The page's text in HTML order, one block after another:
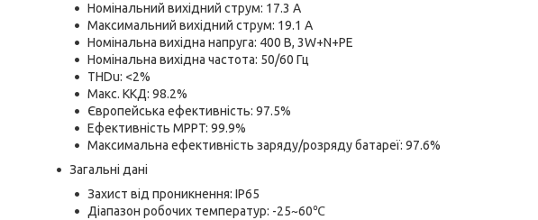
Номінальний вихідний струм: 17.3 A
Максимальний вихідний струм: 19.1 A
Номінальна вихідна напруга: 400 В, 3W+N+PE
Номінальна вихідна частота: 50/60 Гц
THDu: <2%
Макс. ККД: 98.2%
Європейська ефективність: 97.5%
Ефективність MPPT: 99.9%
Максимальна ефективність заряду/розряду батареї: 97.6%
Загальні дані
Захист від проникнення: IP65
Діапазон робочих температур: -25~60℃